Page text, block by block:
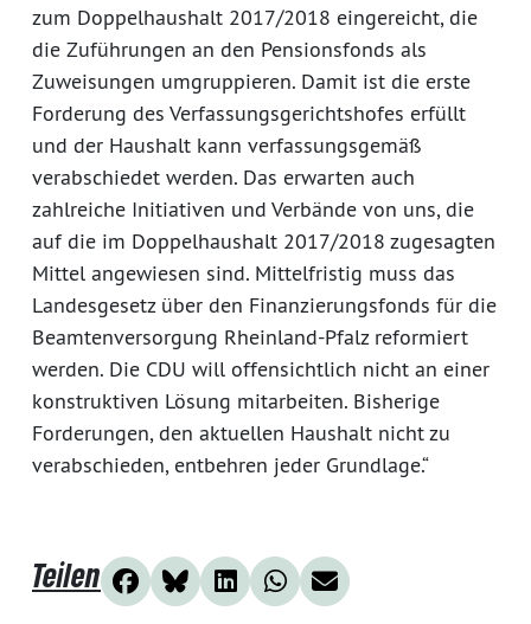
zum Doppelhaushalt 2017/2018 eingereicht, die
die Zuführungen an den Pensionsfonds als
Zuweisungen umgruppieren. Damit ist die erste
Forderung des Verfassungsgerichtshofes erfüllt
und der Haushalt kann verfassungsgemäß
verabschiedet werden. Das erwarten auch
zahlreiche Initiativen und Verbände von uns, die
auf die im Doppelhaushalt 2017/2018 zugesagten
Mittel angewiesen sind. Mittelfristig muss das
Landesgesetz über den Finanzierungsfonds für die
Beamtenversorgung Rheinland-Pfalz reformiert
werden. Die CDU will offensichtlich nicht an einer
konstruktiven Lösung mitarbeiten. Bisherige
Forderungen, den aktuellen Haushalt nicht zu
verabschieden, entbehren jeder Grundlage.“
Teilen